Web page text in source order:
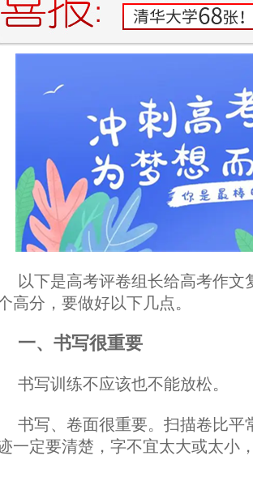
以下是高考评卷组长给高考作
高分，要做好以下几点。
一、书写很重要
书写训练不应该也不能放松。
书写、卷面很重要。扫描卷比
一定要清楚，字不宜太大或太小